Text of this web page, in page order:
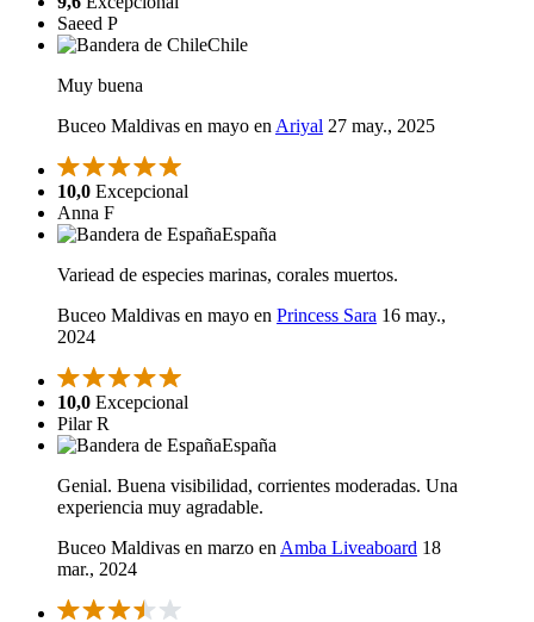
Saeed P
Chile
Muy buena
Buceo Maldivas en mayo en Ariyal 27 may., 2025
10,0 Excepcional
Anna F
España
Variead de especies marinas, corales muertos.
Buceo Maldivas en mayo en Princess Sara 16 may.,
2024
10,0 Excepcional
Pilar R
España
Genial. Buena visibilidad, corrientes moderadas. Una
experiencia muy agradable.
Buceo Maldivas en marzo en Amba Liveaboard 18
mar., 2024